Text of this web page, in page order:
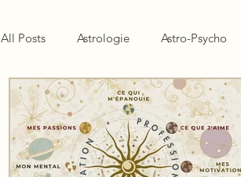
All Posts Astrologie Astro-Psycho